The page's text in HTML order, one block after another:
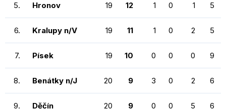
5. Hronov 19 12 1 0 1 5
6. Kralupy n/V 19 11 1 0 2 5
7. Písek 19 10 0 0 0 9
8. Benátky n/J 20 9 3 0 2 6
9. Děčín 20 9 0 0 5 6